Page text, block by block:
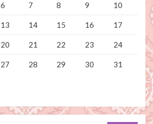
6 7 8 9 10
13 14 15 16 17
20 21 22 23 24
27 28 29 30 31